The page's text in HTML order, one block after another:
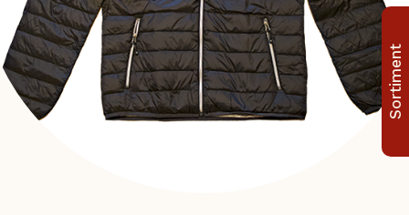
Sortiment